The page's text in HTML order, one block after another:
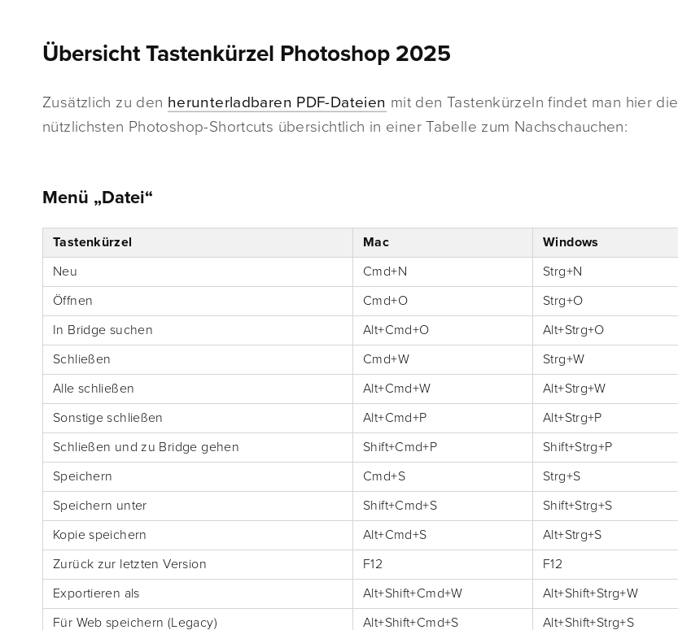
Übersicht Tastenkürzel Photoshop 2025
Zusätzlich zu den herunterladbaren PDF-Dateien mit den Tastenkürzeln findet man hier die
nützlichsten Photoshop-Shortcuts übersichtlich in einer Tabelle zum Nachschauchen:
Menü „Datei“
Tastenkürzel Mac
Windows
Neu
Cmd+N
Strg+N
Öffnen
Cmd+O
Strg+O
In Bridge suchen
Alt+Cmd+O
Alt+Strg+O
Schließen
Cmd+W
Strg+W
Alle schließen
Alt+Cmd+W
Alt+Strg+W
Sonstige schließen
Alt+Cmd+P
Alt+Strg+P
Schließen und zu Bridge gehen
Shift+Cmd+P
Shift+Strg+P
Speichern
Cmd+S
Strg+S
Speichern unter
Shift+Cmd+S
Shift+Strg+S
Kopie speichern
Alt+Cmd+S
Alt+Strg+S
Zurück zur letzten Version
F12
F12
Exportieren als
Alt+Shift+Cmd+W
Alt+Shift+Strg+W
Für Web speichern (Legacy)
Alt+Shift+Cmd+S Alt+Shift+Strg+S